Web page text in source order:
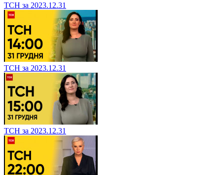
ТСН за 2023.12.31
ТСН за 2023.12.31
ТСН за 2023.12.31